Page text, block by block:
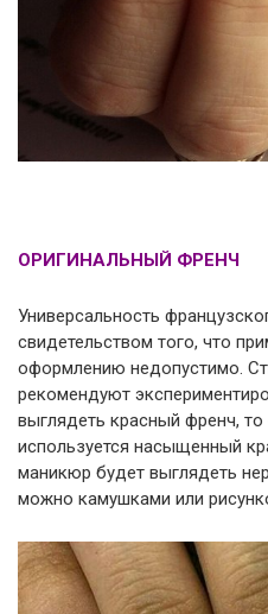
ОРИГИНАЛЬНЫЙ ФРЕНЧ
Универсальность
свидетельством того, что
оформлению недопустимо.
рекомендуют
выглядеть красный френч,
используется насыщенный
маникюр будет выглядеть
можно камушками или